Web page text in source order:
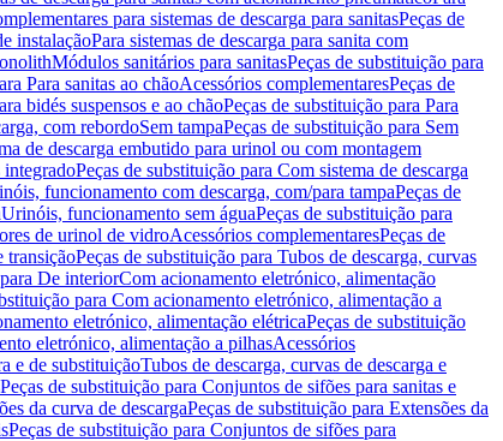
para sistemas de descarga para sanitasPeças de
instalaçãoPara sistemas de descarga para sanita com
Módulos sanitários para sanitasPeças de substituição para
Para sanitas ao chãoAcessórios complementaresPeças de
bidés suspensos e ao chãoPeças de substituição para Para
com rebordoSem tampaPeças de substituição para Sem
de descarga embutido para urinol ou com montagem
integradoPeças de substituição para Com sistema de descarga
funcionamento com descarga, com/para tampaPeças de
Urinóis, funcionamento sem águaPeças de substituição para
de urinol de vidroAcessórios complementaresPeças de
transiçãoPeças de substituição para Tubos de descarga, curvas
De interiorCom acionamento eletrónico, alimentação
para Com acionamento eletrónico, alimentação a
eletrónico, alimentação elétricaPeças de substituição
eletrónico, alimentação a pilhasAcessórios
e de substituiçãoTubos de descarga, curvas de descarga e
Peças de substituição para Conjuntos de sifões para sanitas e
da curva de descargaPeças de substituição para Extensões da
Peças de substituição para Conjuntos de sifões para